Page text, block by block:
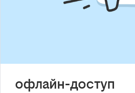
офлайн-доступ